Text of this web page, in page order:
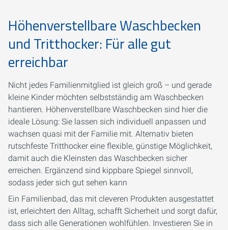
Höhenverstellbare Waschbecken
und Tritthocker: Für alle gut
erreichbar
Nicht jedes Familienmitglied ist gleich groß – und gerade
kleine Kinder möchten selbstständig am Waschbecken
hantieren. Höhenverstellbare Waschbecken sind hier die
ideale Lösung: Sie lassen sich individuell anpassen und
wachsen quasi mit der Familie mit. Alternativ bieten
rutschfeste Tritthocker eine flexible, günstige Möglichkeit,
damit auch die Kleinsten das Waschbecken sicher
erreichen. Ergänzend sind kippbare Spiegel sinnvoll,
sodass jeder sich gut sehen kann
Ein Familienbad, das mit cleveren Produkten ausgestattet
ist, erleichtert den Alltag, schafft Sicherheit und sorgt dafür,
dass sich alle Generationen wohlfühlen. Investieren Sie in